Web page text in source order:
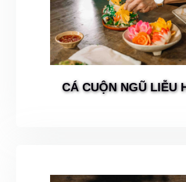
CÁ CUỘN NGŨ LIỄU